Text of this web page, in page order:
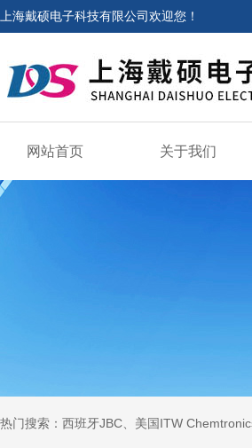
上海戴硕电子科技有限公司欢迎您！
网站首页 关于我们